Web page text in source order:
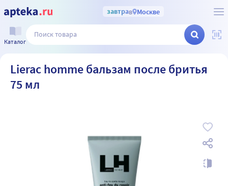
завтрав Москве
Каталог
Lierac homme бальзам после бритья
75 мл